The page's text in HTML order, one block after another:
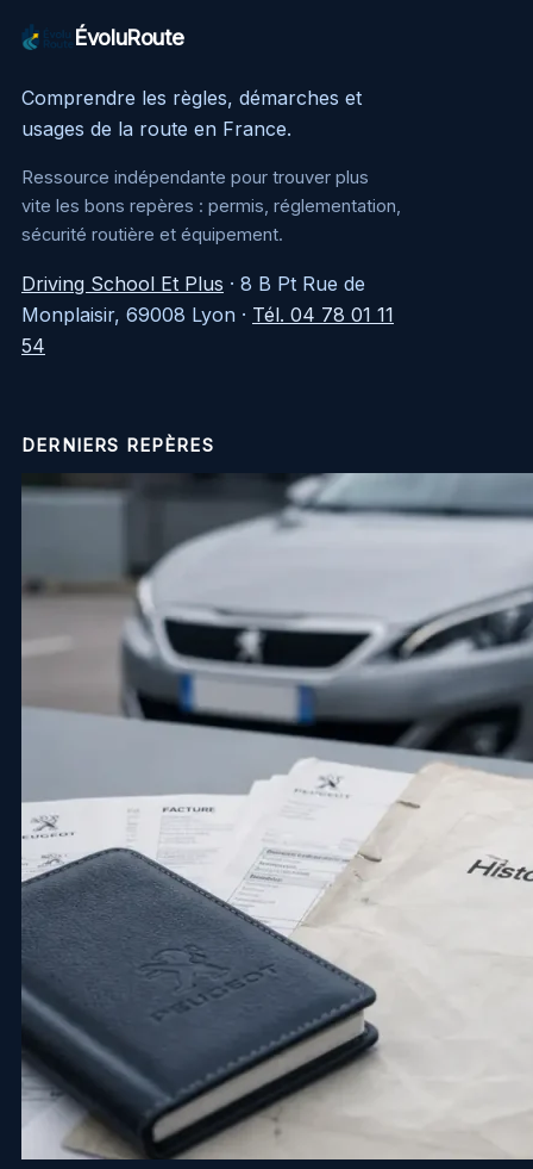
ÉvoluRoute
Comprendre les règles, démarches et
usages de la route en France.
Ressource indépendante pour trouver plus
vite les bons repères : permis, réglementation,
sécurité routière et équipement.
Driving School Et Plus · 8 B Pt Rue de
Monplaisir, 69008 Lyon · Tél. 04 78 01 11
54
DERNIERS REPÈRES